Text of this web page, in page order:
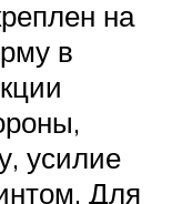
на
в
усилие
Для